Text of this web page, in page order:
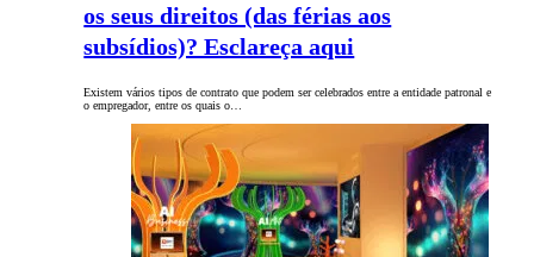
os seus direitos (das férias aos
subsídios)? Esclareça aqui
Existem vários tipos de contrato que podem ser celebrados entre a entidade patronal e
o empregador, entre os quais o…